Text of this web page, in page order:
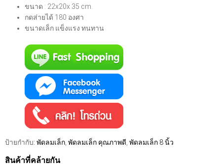
ขนาด : 22x20x 35 cm.
กดส่ายได้ 180 องศา
ขนาดเล็ก แข็งแรง ทนทาน
ป้ายกำกับ: พัดลมเล็ก พัดลมเล็ก คุณภาพดี พัดลมเล็ก 8 นิ้ว
สินค้าที่คล้ายกัน